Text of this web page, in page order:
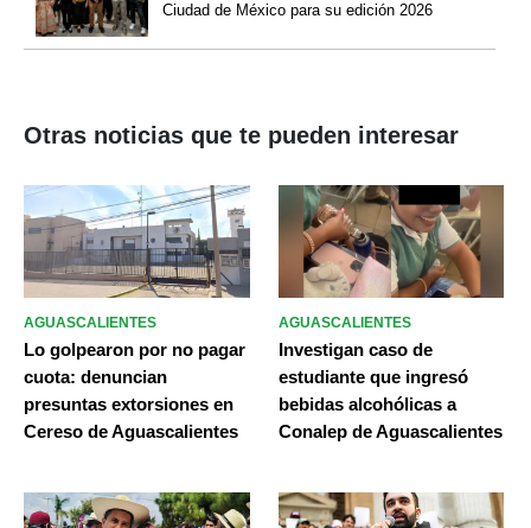
Ciudad de México para su edición 2026
Otras noticias que te pueden interesar
AGUASCALIENTES
Lo golpearon por no pagar
cuota: denuncian
presuntas extorsiones en
Cereso de Aguascalientes
AGUASCALIENTES
Investigan caso de
estudiante que ingresó
bebidas alcohólicas a
Conalep de Aguascalientes